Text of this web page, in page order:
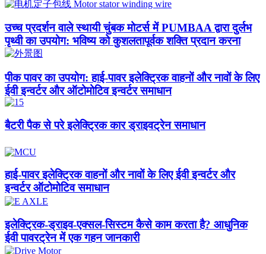
उच्च प्रदर्शन वाले स्थायी चुंबक मोटर्स में PUMBAA द्वारा दुर्लभ
पृथ्वी का उपयोग: भविष्य को कुशलतापूर्वक शक्ति प्रदान करना
पीक पावर का उपयोग: हाई-पावर इलेक्ट्रिक वाहनों और नावों के लिए
ईवी इन्वर्टर और ऑटोमोटिव इन्वर्टर समाधान​
बैटरी पैक से परे इलेक्ट्रिक कार ड्राइवट्रेन समाधान
हाई-पावर इलेक्ट्रिक वाहनों और नावों के लिए ईवी इन्वर्टर और
इन्वर्टर ऑटोमोटिव समाधान
इलेक्ट्रिक-ड्राइव-एक्सल-सिस्टम कैसे काम करता है? आधुनिक
ईवी पावरट्रेन में एक गहन जानकारी